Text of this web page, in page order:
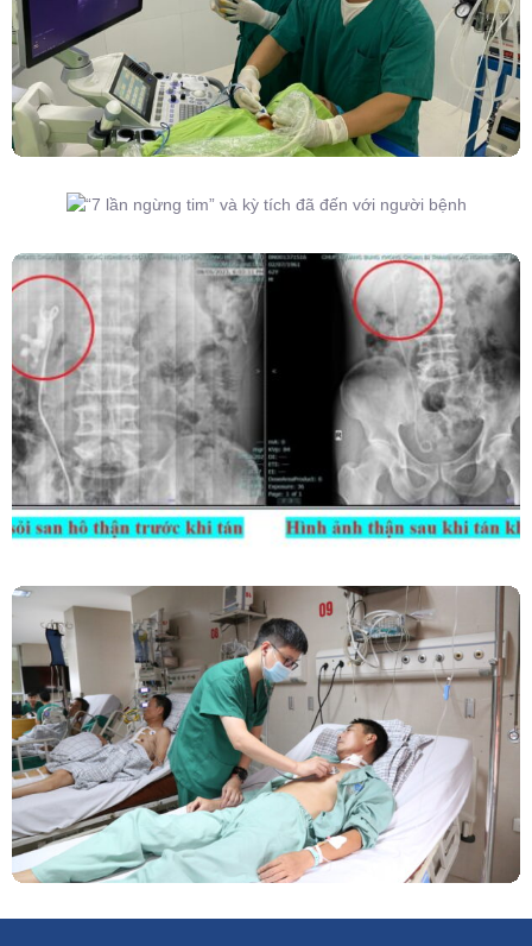
Người Bệnh
Kết Hợp Tán Sỏi Qua Da Và Tán Sỏi Nội Soi
Ống Mềm – Kỹ Thuật Cao Loại Bỏ Triệt Để Sỏi
San Hô Thận
Phẫu Thuật Nội Soi Thay Van Tim – Bước Tiến
Vững Chắc Của Khoa Phẫu Thuật Tim Mạch
Lồng Ngực BVĐK Tỉnh Phú Thọ